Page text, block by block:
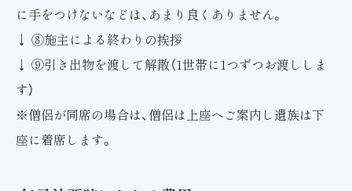
に手をつけないなどは、あまり良くありません。
↓ ⑧施主による終わりの挨拶
↓ ⑨引き出物を渡して解散（1世帯に1つずつお渡ししま
す）
※僧侶が同席の場合は、僧侶は上座へご案内し遺族は下
座に着席します。